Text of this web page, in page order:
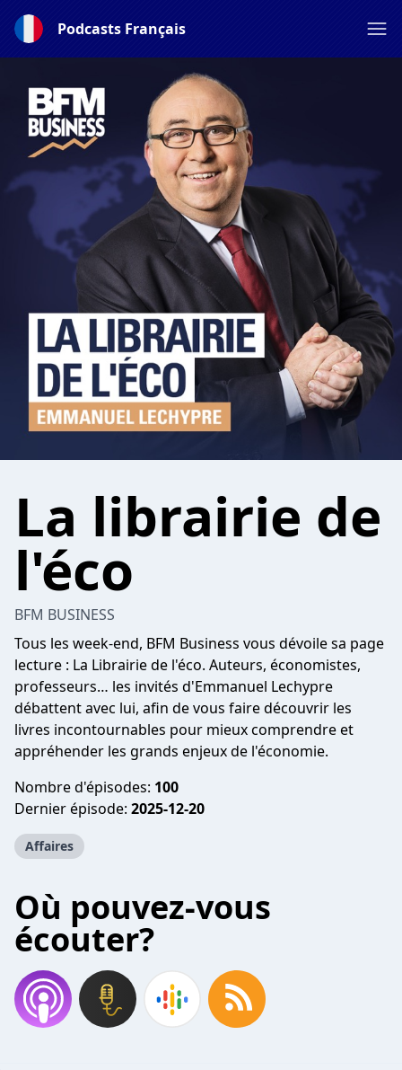
Podcasts Français
La librairie de
l'éco
BFM BUSINESS
Tous les week-end, BFM Business vous dévoile sa page
lecture : La Librairie de l'éco. Auteurs, économistes,
professeurs… les invités d'Emmanuel Lechypre
débattent avec lui, afin de vous faire découvrir les
livres incontournables pour mieux comprendre et
appréhender les grands enjeux de l'économie.
Nombre d'épisodes: 100
Dernier épisode: 2025-12-20
Affaires
Où pouvez-vous
écouter?